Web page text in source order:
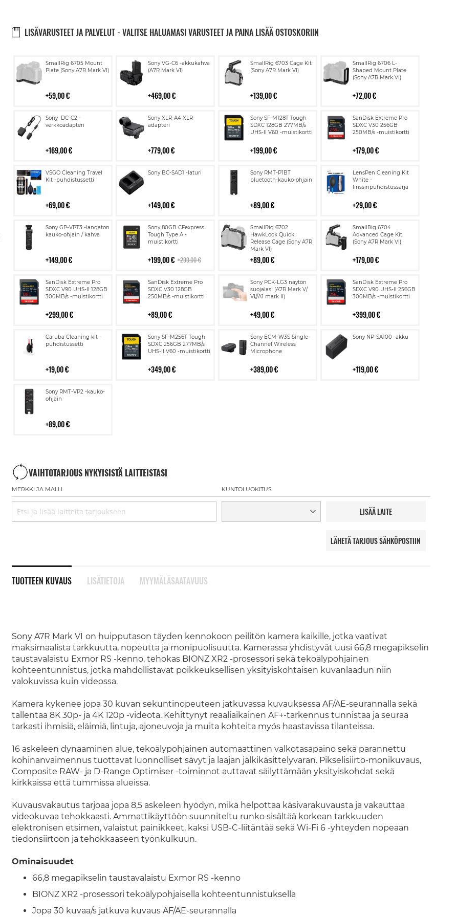
LISÄVARUSTEET JA PALVELUT - VALITSE HALUAMASI VARUSTEET JA PAINA LISÄÄ OSTOSKORIIN
SmallRig 6705 Mount
Plate (Sony A7R Mark VI)
59,00 €
Lisää
ostoskoriin
Sony VG-C6 -akkukahva
(A7R Mark VI)
469,00 €
Lisää
ostoskoriin
SmallRig 6703 Cage Kit
(Sony A7R Mark VI)
139,00 €
Lisää
ostoskoriin
SmallRig 6706 L-
Shaped Mount Plate
(Sony A7R Mark VI)
72,00 €
Lisää
ostoskoriin
Sony DC-C2 -
verkkoadapteri
169,00 €
Lisää
ostoskoriin
Sony XLR-A4 XLR-
adapteri
779,00 €
Lisää
ostoskoriin
Sony SF-M128T Tough
SDXC 128GB 277MB/s
UHS-II V60 -muistikortti
199,00 €
Lisää
ostoskoriin
SanDisk Extreme Pro
SDXC V30 256GB
250MB/s -muistikortti
179,00 €
Lisää
ostoskoriin
VSGO Cleaning Travel
Kit -puhdistussetti
69,00 €
Lisää
ostoskoriin
Sony BC-SAD1 -laturi
149,00 €
Lisää
Sony RMT-P1BT
bluetooth-kauko-ohjain
89,00 €
Lisää
ostoskoriin
LensPen Cleaning Kit
White -
linssinpuhdistussarja
29,00 €
Lisää
ostoskoriin
Sony GP-VPT3 -langaton
kauko-ohjain / kahva
149,00 €
Lisää
ostoskoriin
Sony 80GB CFexpress
Tough Type A -
muistikortti
199,00 € 299,00 €
Lisää
ostoskoriin
SmallRig 6702
HawkLock Quick
Release Cage (Sony A7R
Mark VI)
89,00 €
Lisää
ostoskoriin
SmallRig 6704
Advanced Cage Kit
(Sony A7R Mark VI)
179,00 €
Lisää
ostoskoriin
SanDisk Extreme Pro
SDXC V90 UHS-II 128GB
300MB/s -muistikortti
299,00 €
Lisää
ostoskoriin
SanDisk Extreme Pro
SDXC V30 128GB
250MB/s -muistikortti
89,00 €
Lisää
ostoskoriin
Sony PCK-LG3 näytön
suojalasi (A7R Mark V/
VI//A1 mark II)
49,00 €
Lisää
ostoskoriin
SanDisk Extreme Pro
SDXC V90 UHS-II 256GB
300MB/s -muistikortti
399,00 €
Lisää
ostoskoriin
Caruba Cleaning kit -
puhdistussetti
19,00 €
Lisää
ostoskoriin
Sony SF-M256T Tough
SDXC 256GB 277MB/s
UHS-II V60 -muistikortti
349,00 €
Lisää
ostoskoriin
Sony ECM-W3S Single-
Channel Wireless
Microphone
389,00 €
Lisää
ostoskoriin
Sony NP-SA100 -akku
119,00 €
Lisää
Sony RMT-VP2 -kauko-
ohjain
89,00 €
Lisää
ostoskoriin
VAIHTOTARJOUS NYKYISISTÄ LAITTEISTASI
MERKKI JA MALLI KUNTOLUOKITUS
LISÄÄ LAITE
LÄHETÄ TARJOUS SÄHKÖPOSTIIN
TUOTTEEN KUVAUS
Sony A7R Mark VI on huipputason täyden kennokoon peilitön kamera kaikille, jotka vaativat
maksimaalista tarkkuutta, nopeutta ja monipuolisuutta. Kamerassa yhdistyvät uusi 66,8 megapikselin
taustavalaistu Exmor RS -kenno, tehokas BIONZ XR2 -prosessori sekä tekoälypohjainen
kohteentunnistus, jotka mahdollistavat poikkeuksellisen yksityiskohtaisen kuvanlaadun niin
valokuvissa kuin videossa.
Kamera kykenee jopa 30 kuvan sekuntinopeuteen jatkuvassa kuvauksessa AF/AE-seurannalla sekä
tallentaa 8K 30p- ja 4K 120p -videota. Kehittynyt reaaliaikainen AF+-tarkennus tunnistaa ja seuraa
tarkasti ihmisiä, eläimiä, lintuja, ajoneuvoja ja muita kohteita myös haastavissa tilanteissa.
16 askeleen dynaaminen alue, tekoälypohjainen automaattinen valkotasapaino sekä parannettu
kohinanvaimennus tuottavat luonnolliset sävyt ja laajan jälkikäsittelyvaran. Pikselisiirto-monikuvaus,
Composite RAW- ja D-Range Optimiser -toiminnot auttavat säilyttämään yksityiskohdat sekä
kirkkaissa että tummissa alueissa.
Kuvausvakautus tarjoaa jopa 8,5 askeleen hyödyn, mikä helpottaa käsivarakuvausta ja vakauttaa
videokuvaa tehokkaasti. Ammattikäyttöön suunniteltu runko sisältää korkean tarkkuuden
elektronisen etsimen, valaistut painikkeet, kaksi USB-C-liitäntää sekä Wi-Fi 6 -yhteyden nopeaan
tiedonsiirtoon ja tehokkaaseen työnkulkuun.
Ominaisuudet
66,8 megapikselin taustavalaistu Exmor RS -kenno
BIONZ XR2 -prosessori tekoälypohjaisella kohteentunnistuksella
Jopa 30 kuvaa/s jatkuva kuvaus AF/AE-seurannalla
LISÄTIETOJA MYYMÄLÄSAATAVUUS